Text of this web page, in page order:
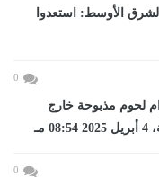
الأوسط: استعدوا
0
١٨٥ كيلو جرام لحوم مذبوحة خارج
0